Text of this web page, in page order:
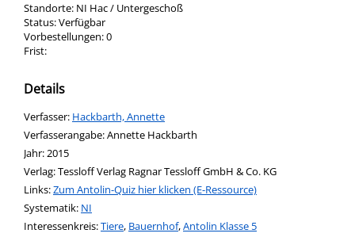
Standorte: NI Hac / Untergeschoß
Status:Verfügbar
Vorbestellungen:0
Frist:
Details
Verfasser: Suche nach diesem Verfasser
Hackbarth, Annette
Verfasserangabe:Annette Hackbarth
Jahr:2015
Verlag:Tessloff Verlag Ragnar Tessloff GmbH & Co. KG
opens in new tab
Links:Diesen Link in neuem Tab öffnen
Zum Antolin-Quiz hier klicken (E-Ressource)
Systematik: Suche nach dieser Systematik
NI
Interessenkreis:Suche nach diesem Interessenskreis
Tiere, Bauernhof,Antolin Klasse 5